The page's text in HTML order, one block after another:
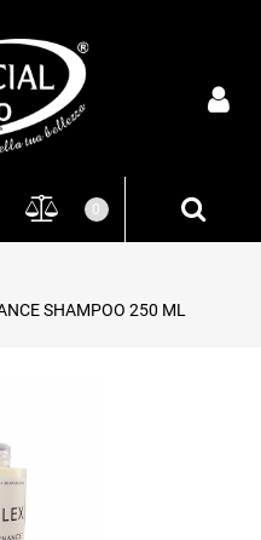
0
SHAMPOO 250 ML